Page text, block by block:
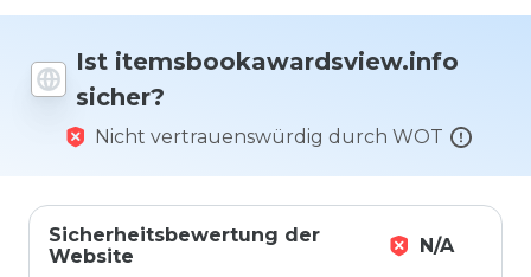
Ist itemsbookawardsview.info
sicher?
Nicht vertrauenswürdig durch WOT
Sicherheitsbewertung der
Website
N/A
Website
Skala von
1 bis 5
bewerten?